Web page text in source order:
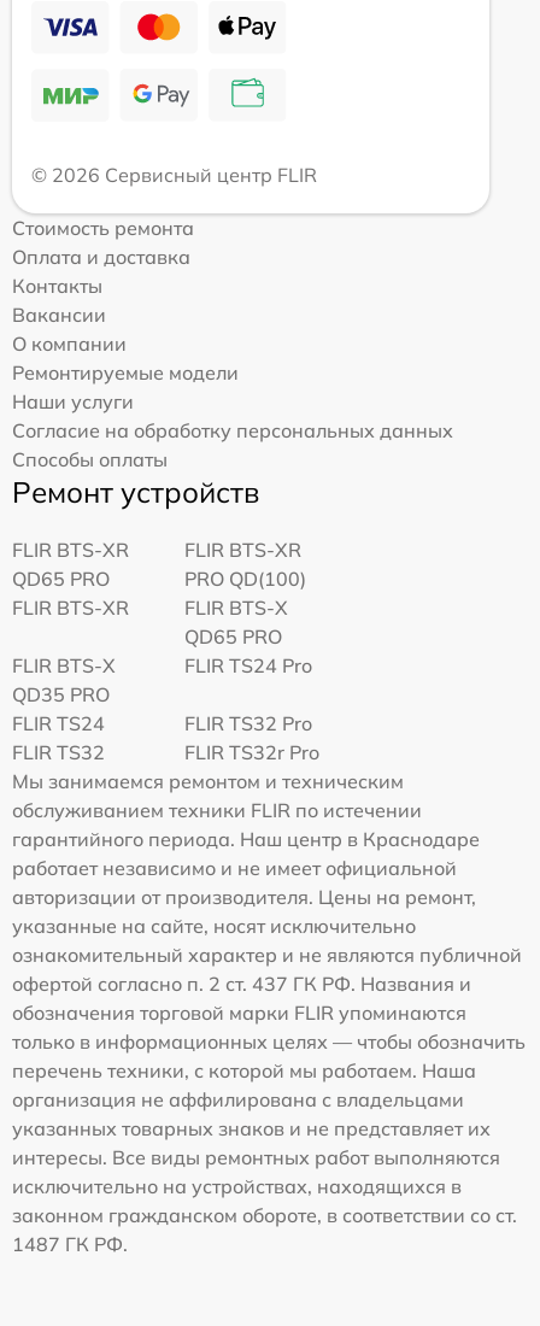
© 2026 Сервисный центр FLIR
Стоимость ремонта
Оплата и доставка
Контакты
Вакансии
О компании
Ремонтируемые модели
Наши услуги
Согласие на обработку персональных данных
Способы оплаты
Ремонт устройств
FLIR BTS-XR
QD65 PRO
FLIR BTS-XR
PRO QD(100)
FLIR BTS-XR
FLIR BTS-X
QD65 PRO
FLIR BTS-X
QD35 PRO
FLIR TS24 Pro
FLIR TS24
FLIR TS32 Pro
FLIR TS32
FLIR TS32r Pro
Мы занимаемся ремонтом и техническим
обслуживанием техники FLIR по истечении
гарантийного периода. Наш центр в Краснодаре
работает независимо и не имеет официальной
авторизации от производителя. Цены на ремонт,
указанные на сайте, носят исключительно
ознакомительный характер и не являются публичной
офертой согласно п. 2 ст. 437 ГК РФ. Названия и
обозначения торговой марки FLIR упоминаются
только в информационных целях — чтобы обозначить
перечень техники, с которой мы работаем. Наша
организация не аффилирована с владельцами
указанных товарных знаков и не представляет их
интересы. Все виды ремонтных работ выполняются
исключительно на устройствах, находящихся в
законном гражданском обороте, в соответствии со ст.
1487 ГК РФ.